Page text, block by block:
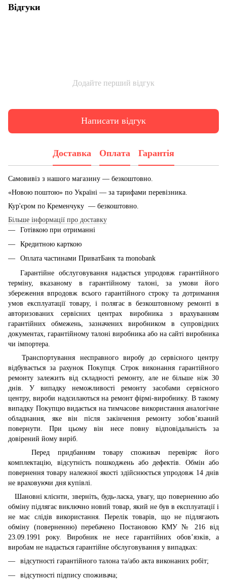
Відгуки
Додайте перший відгук
Написати відгук
Доставка Оплата Гарантія
Самовивіз з нашого магазину — безкоштовно.
«Новою поштою» по Україні — за тарифами перевізника.
Кур'єром по Кременчуку — безкоштовно.
Більше інформації про доставку
Готівкою при отриманні
Кредитною карткою
Оплата частинами ПриватБанк та monobank
Гарантійне обслуговування надається упродовж гарантійного
терміну, вказаному в гарантійному талоні, за умови його
збереження впродовж всього гарантійного строку та дотримання
умов експлуатації товару, і полягає в безкоштовному ремонті в
авторизованих сервісних центрах виробника з врахуванням
гарантійних обмежень, зазначених виробником в супровідних
документах, гарантійному талоні виробника або на сайті виробника
чи імпортера.
Транспортування несправного виробу до сервісного центру
відбувається за рахунок Покупця. Строк виконання гарантійного
ремонту залежить від складності ремонту, але не більше ніж 30
днів. У випадку неможливості ремонту засобами сервісного
центру, вироби надсилаються на ремонт фірмі-виробнику. В такому
випадку Покупцю видається на тимчасове використання аналогічне
обладнання, яке він після закінчення ремонту зобов’язаний
повернути. При цьому він несе повну відповідальність за
довірений йому виріб.
Перед придбанням товару споживач перевіряє його
комплектацію, відсутність пошкоджень або дефектів. Обмін або
повернення товару належної якості здійснюється упродовж 14 днів
не враховуючи дня купівлі.
Шановні клієнти, зверніть, будь-ласка, увагу, що поверненню або
обміну підлягає виключно новий товар, який не був в експлуатації і
не має слідів використання. Перелік товарів, що не підлягають
обміну (поверненню) перебачено Постановою КМУ № 216 від
23.09.1991 року. Виробник не несе гарантійних обов’язків, а
виробам не надається гарантійне обслуговування у випадках:
відсутності гарантійного талона та/або акта виконаних робіт;
відсутності підпису споживача;